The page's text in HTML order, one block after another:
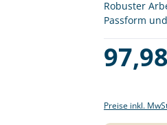
Robuster
Passform
Regulärer
Preise inkl.